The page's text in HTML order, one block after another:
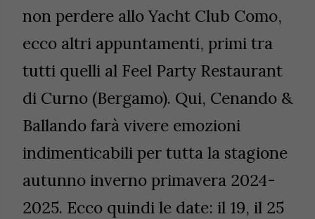
non perdere allo Yacht Club Como,
ecco altri appuntamenti, primi tra
tutti quelli al Feel Party Restaurant
di Curno (Bergamo). Qui, Cenando &
Ballando farà vivere emozioni
indimenticabili per tutta la stagione
autunno inverno primavera 2024-
2025. Ecco quindi le date: il 19, il 25